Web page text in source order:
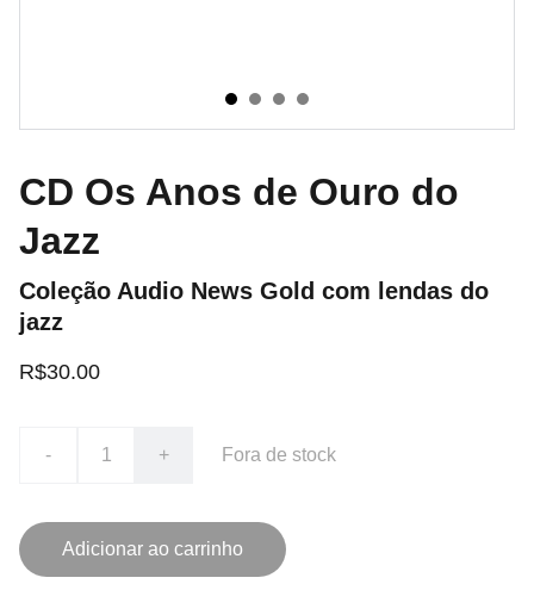
CD Os Anos de Ouro do
Jazz
Coleção Audio News Gold com lendas do
jazz
R$30.00
- + Fora de stock
Adicionar ao carrinho